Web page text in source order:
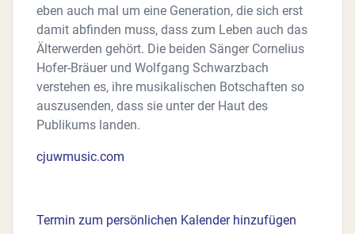
eben auch mal um eine Generation, die sich erst
damit abfinden muss, dass zum Leben auch das
Älterwerden gehört. Die beiden Sänger Cornelius
Hofer-Bräuer und Wolfgang Schwarzbach
verstehen es, ihre musikalischen Botschaften so
auszusenden, dass sie unter der Haut des
Publikums landen.
cjuwmusic.com
Termin zum persönlichen Kalender hinzufügen